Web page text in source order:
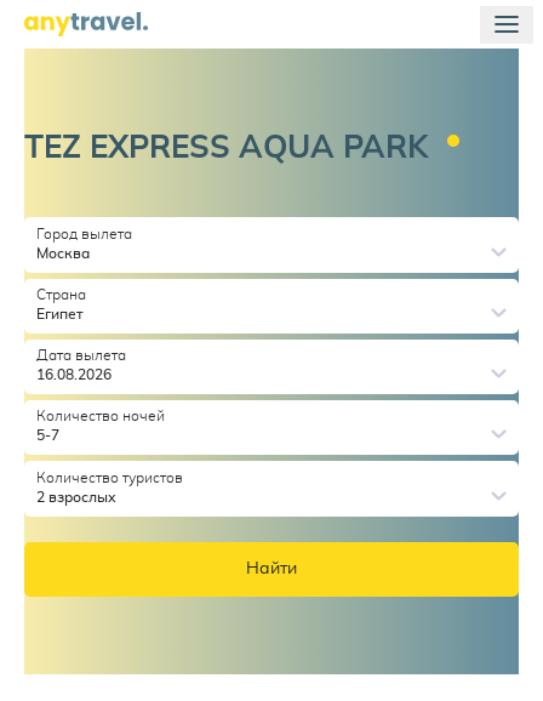
TEZ EXPRESS AQUA PARK
Город вылета
Москва
Страна
Египет
Дата вылета
16.08.2026
Количество ночей
5-7
Количество туристов
2 взрослых
Найти